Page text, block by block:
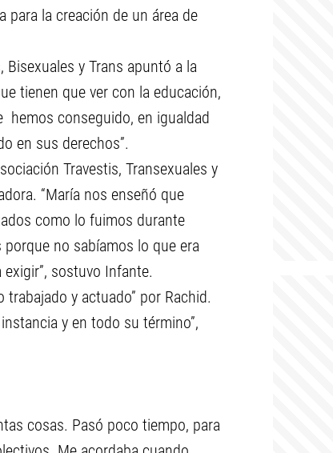
para la creación de un área de
Bisexuales y Trans apuntó a la
tienen que ver con la educación,
hemos conseguido, en igualdad
en sus derechos”.
Travestis, Transexuales y
“María nos enseñó que
como lo fuimos durante
no sabíamos lo que era
sostuvo Infante.
y actuado” por Rachid.
y en todo su término”,
cosas. Pasó poco tiempo, para